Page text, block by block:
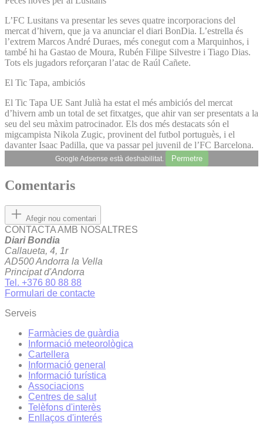
L’FC Lusitans va presentar les seves quatre incorporacions del
mercat d’hivern, que ja va anunciar el diari BonDia. L’estrella és
l’extrem Marcos André Duraes, més conegut com a Marquinhos, i
també hi ha Gastao de Moura, Rubén Filipe Silvestre i Tiago Dias.
Tots els jugadors reforçaran l’atac de Raúl Cañete.
El Tic Tapa, ambiciós
El Tic Tapa UE Sant Julià ha estat el més ambiciós del mercat
d’hivern amb un total de set fitxatges, que ahir van ser presentats a la
seu del seu màxim patrocinador. Els dos més destacats són el
migcampista Nikola Zugic, provinent del futbol portuguès, i el
davanter Isaac Padilla, que va passar pel juvenil de l’FC Barcelona.
Google Adsense està deshabilitat. Permetre
Comentaris
Afegir nou comentari
CONTACTA AMB NOSALTRES
Diari Bondia
Callaueta, 4, 1r
AD500 Andorra la Vella
Principat d'Andorra
Tel. +376 80 88 88
Formulari de contacte
Serveis
Farmàcies de guàrdia
Informació meteorològica
Cartellera
Informació general
Informació turística
Associacions
Centres de salut
Telèfons d'interès
Enllaços d'interés